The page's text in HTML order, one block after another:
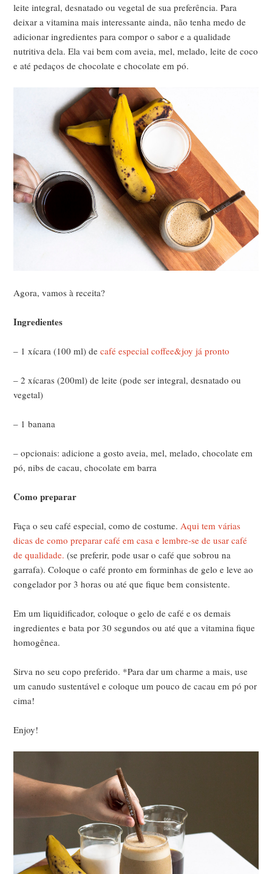
leite integral, desnatado ou vegetal de sua preferência. Para
deixar a vitamina mais interessante ainda, não tenha medo de
adicionar ingredientes para compor o sabor e a qualidade
nutritiva dela. Ela vai bem com aveia, mel, melado, leite de coco
e até pedaços de chocolate e chocolate em pó.
Agora, vamos à receita?
Ingredientes
– 1 xícara (100 ml) de café especial coffee&joy já pronto
– 2 xícaras (200ml) de leite (pode ser integral, desnatado ou
vegetal)
– 1 banana
– opcionais: adicione a gosto aveia, mel, melado, chocolate em
pó, nibs de cacau, chocolate em barra
Como preparar
Faça o seu café especial, como de costume. Aqui tem várias
dicas de como preparar café em casa e lembre-se de usar café
de qualidade. (se preferir, pode usar o café que sobrou na
garrafa). Coloque o café pronto em forminhas de gelo e leve ao
congelador por 3 horas ou até que fique bem consistente.
Em um liquidificador, coloque o gelo de café e os demais
ingredientes e bata por 30 segundos ou até que a vitamina fique
homogênea.
Sirva no seu copo preferido. *Para dar um charme a mais, use
um canudo sustentável e coloque um pouco de cacau em pó por
cima!
Enjoy!